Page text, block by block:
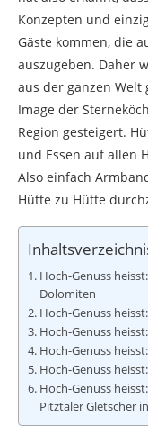
Konzepten und
Gäste kommen, die
auszugeben. Daher
aus der ganzen Welt
Image der
Region gesteigert.
und Essen auf allen
Also einfach
Hütte zu Hütte
Hoch-Genuss
Dolomiten
Hoch-Genuss
Hoch-Genuss
Hoch-Genuss
Hoch-Genuss
Hoch-Genuss
Pitztaler Gletscher